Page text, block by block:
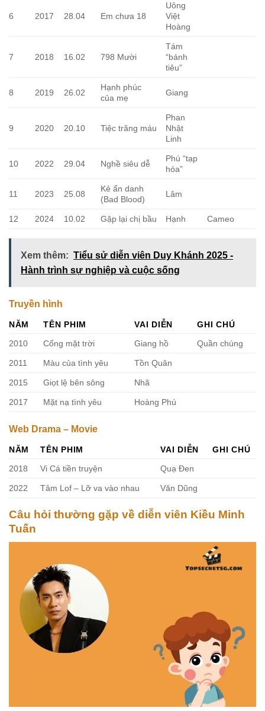
6 2017 28.04 Em chưa 18
Uông
Việt
Hoàng
7 2018 16.02 798 Mười
Tám
“bánh
tiêu”
8 2019 26.02
Hạnh phúc
của mẹ
Giang
9 2020 20.10 Tiệc trăng máu
Phan
Nhật
Linh
10 2022 29.04 Nghề siêu dễ
Phú “tạp
hóa”
11 2023 25.08
Kẻ ẩn danh
(Bad Blood)
Lâm
12 2024 10.02 Gặp lại chị bầu Hạnh Cameo
Xem thêm: Tiểu sử diễn viên Duy Khánh 2025 -
Hành trình sự nghiệp và cuộc sống
Truyền hình
NĂM TÊN PHIM VAI DIỄN
GHI CHÚ
2010
Cổng mặt trời Giang hồ Quần chúng
2011 Màu của tình yêu Tồn Quân
2015 Giọt lệ bên sông Nhã
2017 Mặt nạ tình yêu Hoàng Phú
Web Drama – Movie
NĂM TÊN PHIM VAI DIỄN
GHI CHÚ
2018
Vi Cá tiền truyện Quạ Đen
2022 Tâm Lof – Lỡ va vào nhau Văn Dũng
Câu hỏi thường gặp về diễn viên Kiều Minh
Tuấn